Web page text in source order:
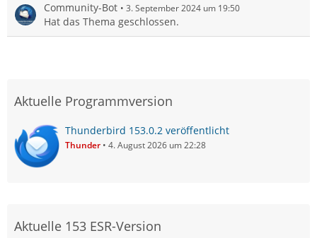
Community-Bot 3. September 2024 um 19:50
Hat das Thema geschlossen.
Aktuelle Programmversion
Thunderbird 153.0.2 veröffentlicht
Thunder 4. August 2026 um 22:28
Aktuelle 153 ESR-Version